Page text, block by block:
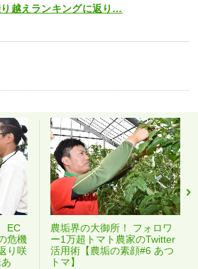
越えランキングに返り…
EC
危機
り咲
農垢界の大御所！ フォロワ
ー1万超トマト農家のTwitter
活用術【農垢の素顔#6 あつ
トマ】